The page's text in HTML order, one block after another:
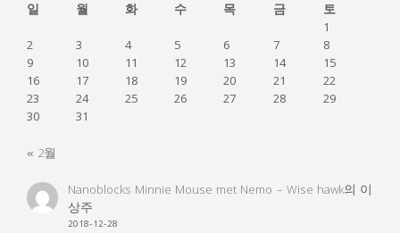
일
월 화 수 목 금
토
1
2
3 4 5 6 7
8
9
10 11 12 13 14
15
16
17 18 19 20 21
22
23
24 25 26 27 28
29
30
31
« 2월
Nanoblocks Minnie Mouse met Nemo – Wise hawk의 이
상주
2018-12-28